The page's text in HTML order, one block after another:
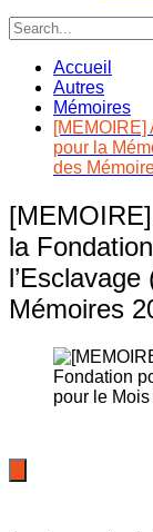
Accueil
Autres
Mémoires
pour la
des
la
Mémoires